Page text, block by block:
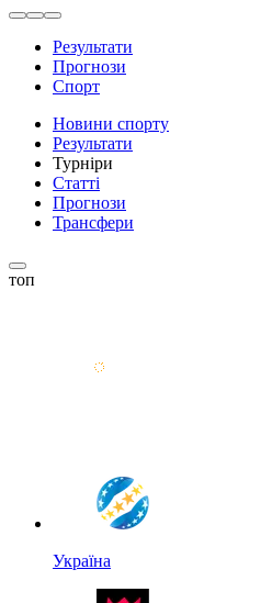
Результати
Прогнози
Спорт
Новини спорту
Результати
Турніри
Статті
Прогнози
Трансфери
топ
Україна